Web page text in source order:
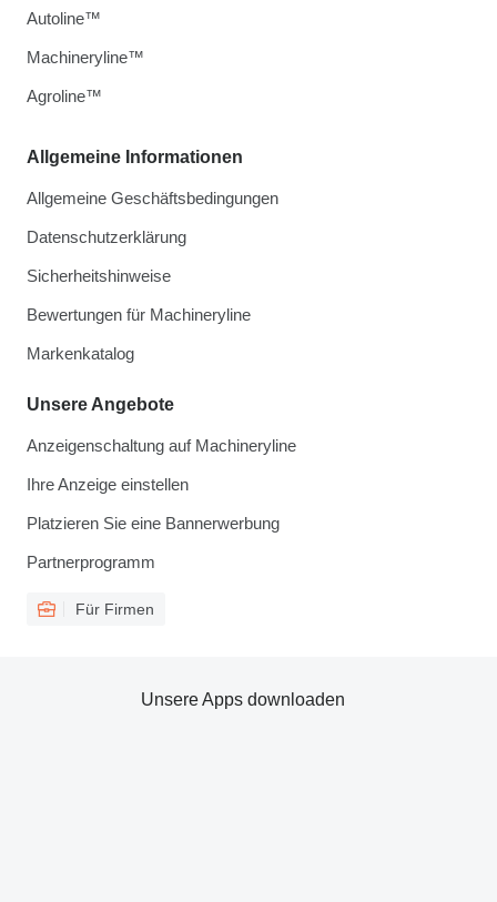
Allgemeine Informationen
Allgemeine Geschäftsbedingungen
Datenschutzerklärung
Sicherheitshinweise
Bewertungen für Machineryline
Markenkatalog
Unsere Angebote
Anzeigenschaltung auf Machineryline
Ihre Anzeige einstellen
Platzieren Sie eine Bannerwerbung
Partnerprogramm
Für Firmen
Autoline™
Machineryline™
Agroline™
Unsere Apps downloaden